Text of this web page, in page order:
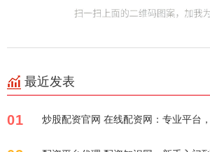
最近发表
01 炒股配资官网 在线配资网：专业平台